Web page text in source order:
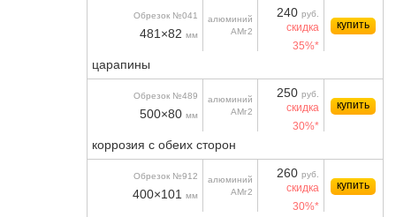
Обрезок №041
481×82 мм
алюминий
АМг2
240 руб.
скидка
35%*
купить
царапины
Обрезок №489
500×80 мм
алюминий
АМг2
250 руб.
скидка
30%*
купить
коррозия с обеих сторон
Обрезок №912
400×101 мм
алюминий
АМг2
260 руб.
скидка
30%*
купить